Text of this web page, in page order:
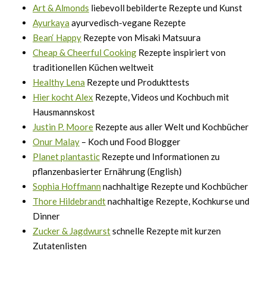
Art & Almonds liebevoll bebilderte Rezepte und Kunst
Ayurkaya ayurvedisch-vegane Rezepte
Bean‘ Happy Rezepte von Misaki Matsuura
Cheap & Cheerful Cooking Rezepte inspiriert von
traditionellen Küchen weltweit
Healthy Lena Rezepte und Produkttests
Hier kocht Alex Rezepte, Videos und Kochbuch mit
Hausmannskost
Justin P. Moore Rezepte aus aller Welt und Kochbücher
Onur Malay – Koch und Food Blogger
Planet plantastic Rezepte und Informationen zu
pflanzenbasierter Ernährung (English)
Sophia Hoffmann nachhaltige Rezepte und Kochbücher
Thore Hildebrandtnachhaltige Rezepte, Kochkurse und
Dinner
Zucker & Jagdwurstschnelle Rezepte mit kurzen
Zutatenlisten